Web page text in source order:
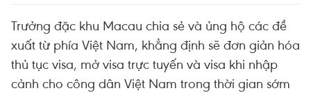
Trưởng đặc khu Macau chia sẻ và ủng hộ các đề
xuất từ phía Việt Nam, khẳng định sẽ đơn giản hóa
thủ tục visa, mở visa trực tuyến và visa khi nhập
cảnh cho công dân Việt Nam trong thời gian sớm